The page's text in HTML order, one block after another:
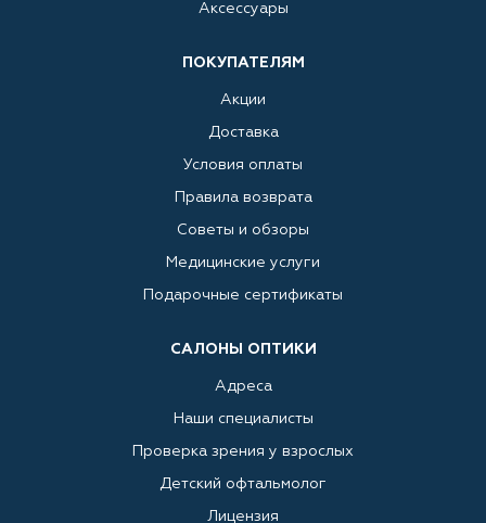
Аксессуары
ПОКУПАТЕЛЯМ
Акции
Доставка
Условия оплаты
Правила возврата
Советы и обзоры
Медицинские услуги
Подарочные сертификаты
САЛОНЫ ОПТИКИ
Адреса
Наши специалисты
Проверка зрения у взрослых
Детский офтальмолог
Лицензия